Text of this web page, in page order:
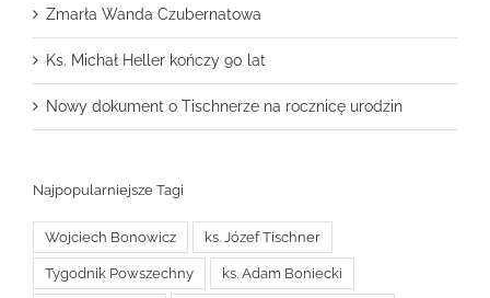
Zmarła Wanda Czubernatowa
Ks. Michał Heller kończy 90 lat
Nowy dokument o Tischnerze na rocznicę urodzin
Najpopularniejsze Tagi
Wojciech Bonowicz ks. Józef Tischner
Tygodnik Powszechny ks. Adam Boniecki